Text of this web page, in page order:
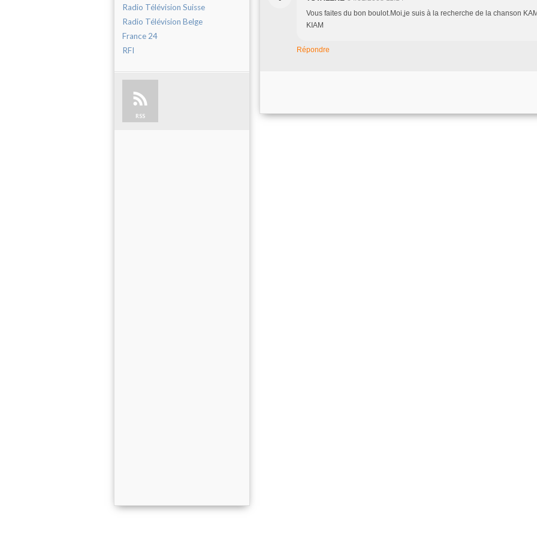
Radio Télévision Suisse
Radio Télévision Belge
France 24
RFI
RSS
Vous faites du bon boulot.Moi,je suis à la recherche de la chanson
KIAM
Répondre